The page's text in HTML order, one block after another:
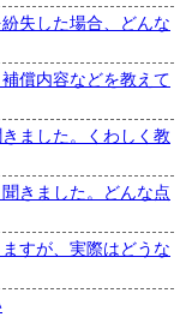
失した場合、どんな
償内容などを教えて
ました。くわしく教
きました。どんな点
すが、実際はどうな